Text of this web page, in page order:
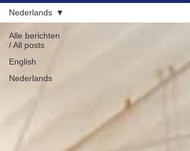
Alle berichten
/ All posts
English
Nederlands
Nederlands